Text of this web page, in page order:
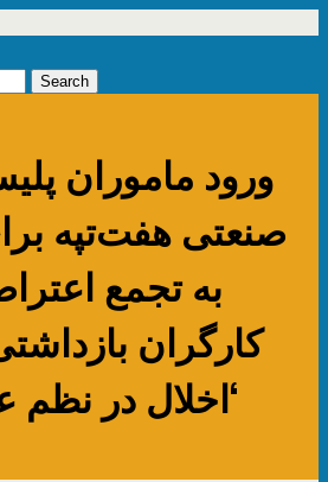
ورود ماموران
صنعتی هفت‌تپه
به تجمع
کارگران
‘اخلال در